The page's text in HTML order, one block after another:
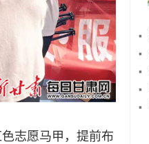
志愿马甲，提前布